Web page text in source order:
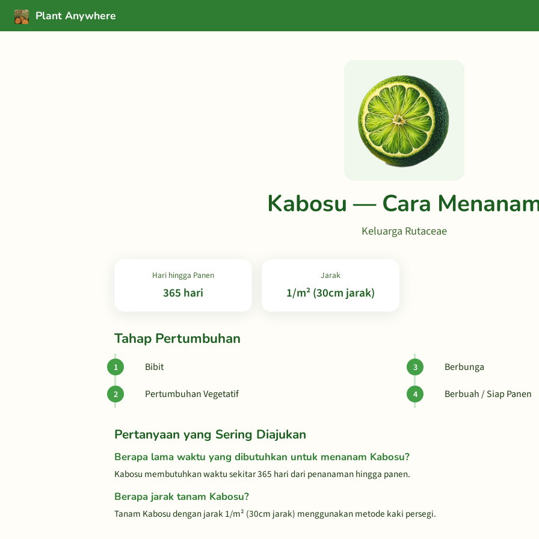
Plant Anywhere
Kabosu — Cara
Keluarga Rutaceae
Hari hingga Panen
365 hari
Jarak
1/m² (30cm jarak)
Tahap Pertumbuhan
Bibit
Pertumbuhan Vegetatif
Berbunga
Berbuah / Siap Panen
Pertanyaan yang Sering Diajukan
Berapa lama waktu yang dibutuhkan untuk menanam Kabosu?
Kabosu membutuhkan waktu sekitar 365 hari dari penanaman hingga panen.
Berapa jarak tanam Kabosu?
Tanam Kabosu dengan jarak 1/m² (30cm jarak) menggunakan metode kaki persegi.